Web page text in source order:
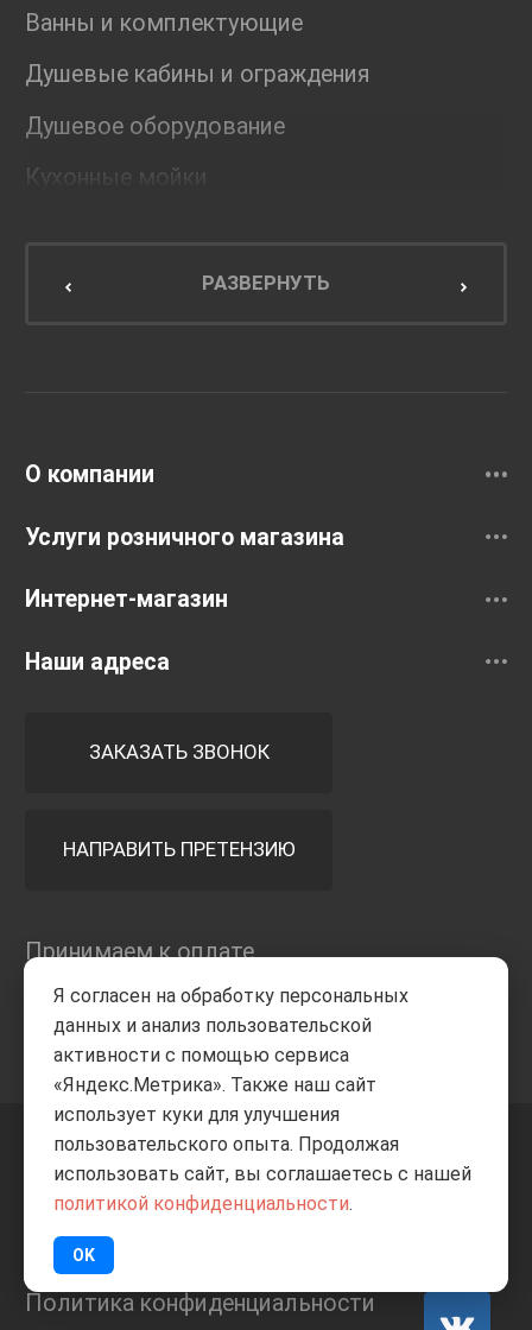
Ванны и комплектующие
Душевые кабины и ограждения
Душевое оборудование
Кухонные мойки
Мебель для кухниРАЗВЕРНУТЬ
О компании
Услуги розничного магазина
Интернет-магазин
Наши адреса
ЗАКАЗАТЬ ЗВОНОК
НАПРАВИТЬ ПРЕТЕНЗИЮ
Принимаем к оплате
+7 8332205-805 ВВЕРХ
ИП Баранов А.С. 2026
Политика конфиденциальности
Я согласен на обработку персональных
данных и анализ пользовательской
активности с помощью сервиса
«Яндекс.Метрика». Также наш сайт
использует куки для улучшения
пользовательского опыта. Продолжая
использовать сайт, вы соглашаетесь с нашей
политикой конфиденциальности.
OK